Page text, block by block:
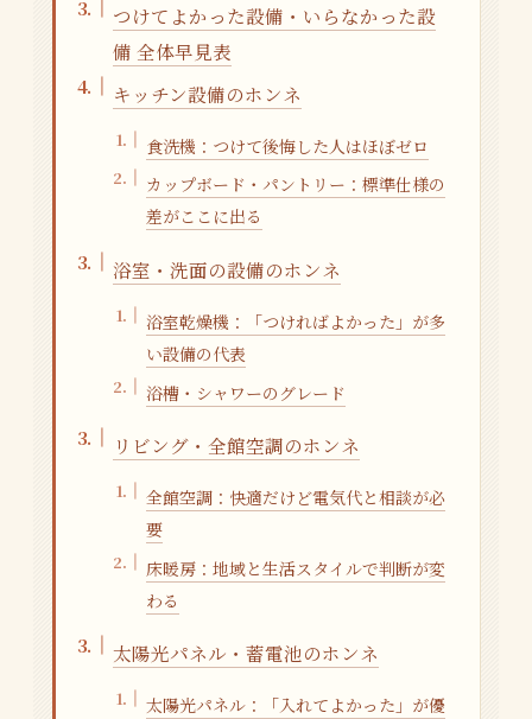
つけてよかった設備・いらなかった設
備 全体早見表
キッチン設備のホンネ
食洗機：つけて後悔した人はほぼゼロ
カップボード・パントリー：標準仕様の
差がここに出る
浴室・洗面の設備のホンネ
浴室乾燥機：「つければよかった」が多
い設備の代表
浴槽・シャワーのグレード
リビング・全館空調のホンネ
全館空調：快適だけど電気代と相談が必
要
床暖房：地域と生活スタイルで判断が変
わる
太陽光パネル・蓄電池のホンネ
太陽光パネル：「入れてよかった」が優